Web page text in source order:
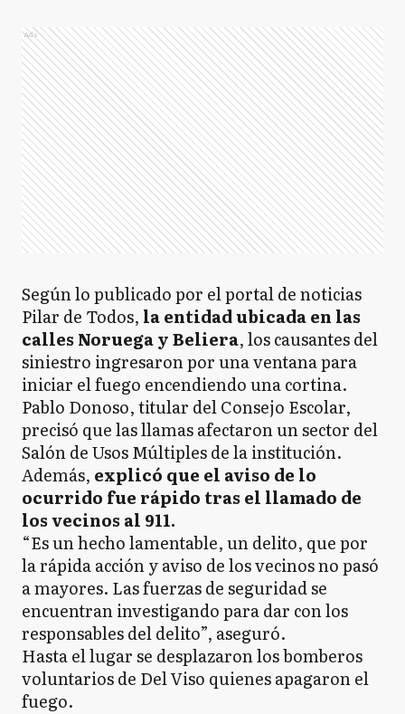
Ads
Según lo publicado por el portal de noticias
Pilar de Todos, la entidad ubicada en las
calles Noruega y Beliera, los causantes del
siniestro ingresaron por una ventana para
iniciar el fuego encendiendo una cortina.
Pablo Donoso, titular del Consejo Escolar,
precisó que las llamas afectaron un sector del
Salón de Usos Múltiples de la institución.
Además, explicó que el aviso de lo
ocurrido fue rápido tras el llamado de
los vecinos al 911.
“Es un hecho lamentable, un delito, que por
la rápida acción y aviso de los vecinos no pasó
a mayores. Las fuerzas de seguridad se
encuentran investigando para dar con los
responsables del delito”, aseguró.
Hasta el lugar se desplazaron los bomberos
voluntarios de Del Viso quienes apagaron el
fuego.